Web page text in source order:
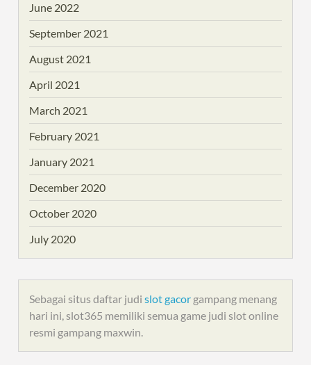
June 2022
September 2021
August 2021
April 2021
March 2021
February 2021
January 2021
December 2020
October 2020
July 2020
Sebagai situs daftar judislot gacor gampang menang
hari ini, slot365 memiliki semua game judi slot online
resmi gampang maxwin.